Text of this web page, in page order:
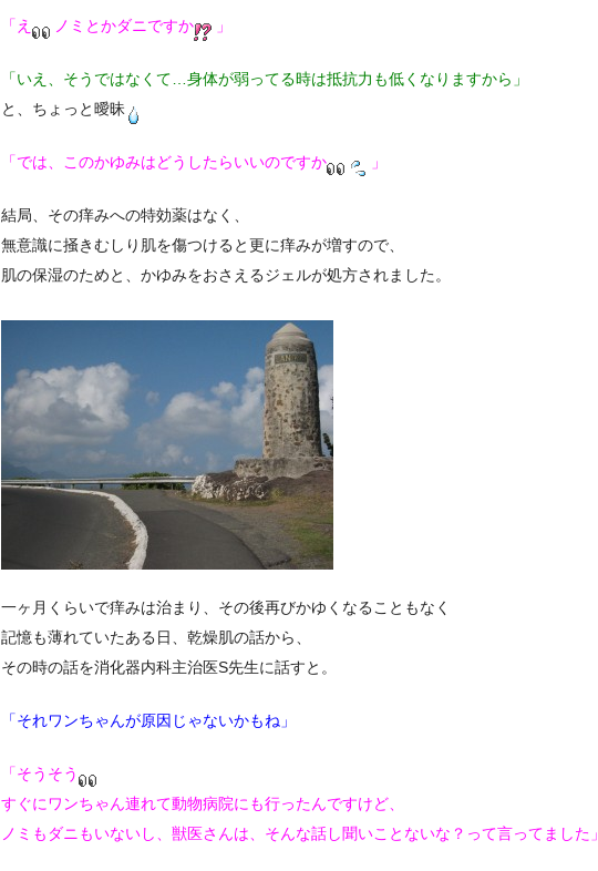
「え ノミとかダニですか 」
「いえ、そうではなくて…身体が弱ってる時は抵抗力も低くなりますから」
と、ちょっと曖昧
「では、このかゆみはどうしたらいいのですか 」
結局、その痒みへの特効薬はなく、
無意識に掻きむしり肌を傷つけると更に痒みが増すので、
肌の保湿のためと、かゆみをおさえるジェルが処方されました。
一ヶ月くらいで痒みは治まり、その後再びかゆくなることもなく
記憶も薄れていたある日、乾燥肌の話から、
その時の話を消化器内科主治医S先生に話すと。
「それワンちゃんが原因じゃないかもね」
「そうそう
すぐにワンちゃん連れて動物病院にも行ったんですけど、
ノミもダニもいないし、獣医さんは、そんな話し聞いことないな？って言ってました」